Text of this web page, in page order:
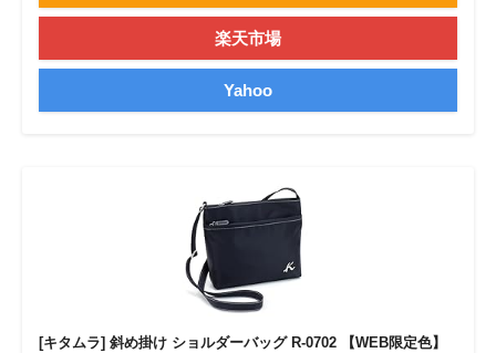
楽天市場
Yahoo
[キタムラ] 斜め掛け ショルダーバッグ R-0702 【WEB限定色】